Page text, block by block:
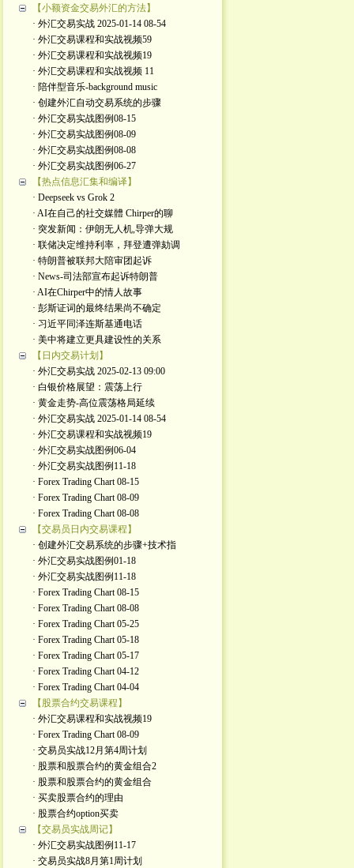
【小额资金交易外汇的方法】
· 外汇交易实战 2025-01-14 08-54
· 外汇交易课程和实战视频59
· 外汇交易课程和实战视频19
· 外汇交易课程和实战视频 11
· 陪伴型音乐-background music
· 创建外汇自动交易系统的步骤
· 外汇交易实战图例08-15
· 外汇交易实战图例08-09
· 外汇交易实战图例08-08
· 外汇交易实战图例06-27
【热点信息汇集和编译】
· Deepseek vs Grok 2
· AI在自己的社交媒體 Chirper的聊
· 突发新闻：伊朗无人机,导弹大规
· 联储决定维持利率，拜登遭弹劾调
· 特朗普被联邦大陪审团起诉
· News-司法部宣布起诉特朗普
· AI在Chirper中的情人故事
· 彭斯证词的最终结果尚不确定
· 习近平同泽连斯基通电话
· 美中将建立更具建设性的关系
【日内交易计划】
· 外汇交易实战 2025-02-13 09:00
· 白银价格展望：震荡上行
· 黄金走势-高位震荡格局延续
· 外汇交易实战 2025-01-14 08-54
· 外汇交易课程和实战视频19
· 外汇交易实战图例06-04
· 外汇交易实战图例11-18
· Forex Trading Chart 08-15
· Forex Trading Chart 08-09
· Forex Trading Chart 08-08
【交易员日内交易课程】
· 创建外汇交易系统的步骤+技术指
· 外汇交易实战图例01-18
· 外汇交易实战图例11-18
· Forex Trading Chart 08-15
· Forex Trading Chart 08-08
· Forex Trading Chart 05-25
· Forex Trading Chart 05-18
· Forex Trading Chart 05-17
· Forex Trading Chart 04-12
· Forex Trading Chart 04-04
【股票合约交易课程】
· 外汇交易课程和实战视频19
· Forex Trading Chart 08-09
· 交易员实战12月第4周计划
· 股票和股票合约的黄金组合2
· 股票和股票合约的黄金组合
· 买卖股票合约的理由
· 股票合约option买卖
【交易员实战周记】
· 外汇交易实战图例11-17
· 交易员实战8月第1周计划